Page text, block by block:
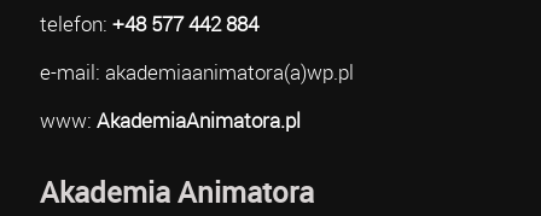
telefon: +48 577 442 884
e-mail: akademiaanimatora(a)wp.pl
www: AkademiaAnimatora.pl
Akademia Animatora